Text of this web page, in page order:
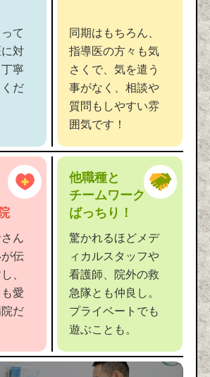
て
対
寧
だ
同期はもちろん、
指導医の方々も気
さくで、気を遣う
事がなく、相談や
質問もしやすい雰
囲気です！
ん
伝
、
愛
だ
他職種と
チームワーク
ばっちり！
驚かれるほどメデ
ィカルスタッフや
看護師、院外の救
急隊とも仲良し。
プライベートでも
遊ぶことも。